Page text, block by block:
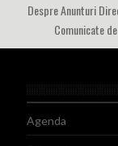
Despre Anunturi
Comunicate
Agenda